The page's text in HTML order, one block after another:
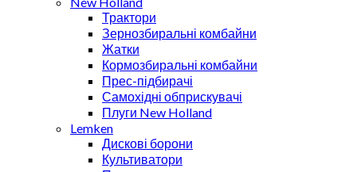
Трактори
Зернозбиральні комбайни
Жатки
Кормозбиральні комбайни
Прес-підбирачі
Самохідні обприскувачі
Плуги New Holland
Lemken
Дискові борони
Культиватори